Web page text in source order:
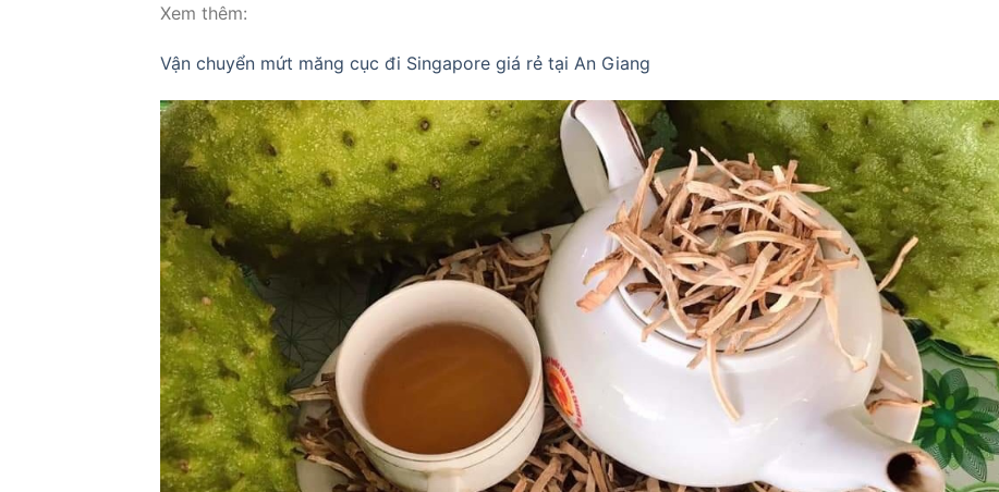
Xem thêm:
Vận chuyển mứt măng cục đi Singapore giá rẻ tại An Giang